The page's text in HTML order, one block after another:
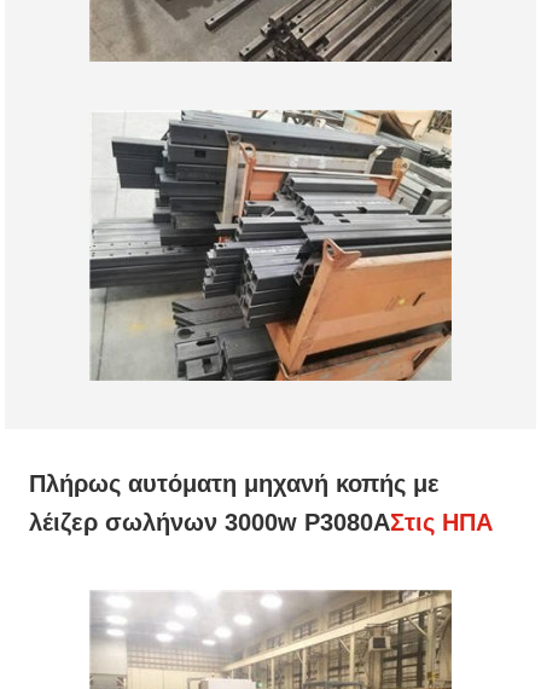
Πλήρως αυτόματη μηχανή κοπής με
λέιζερ σωλήνων 3000w P3080AΣτις ΗΠΑ